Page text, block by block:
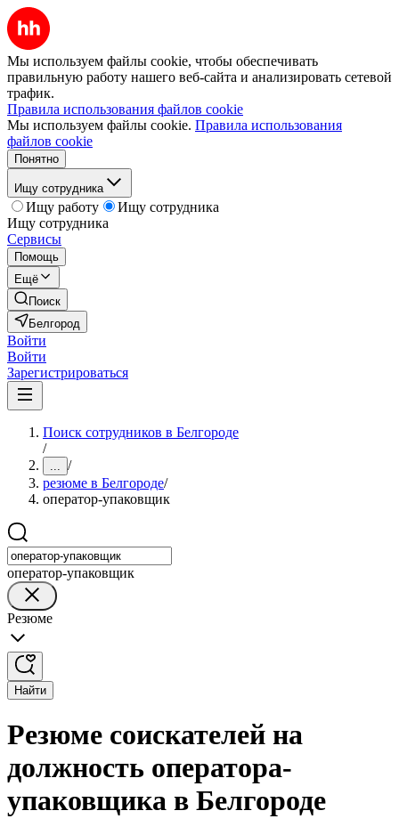
Мы используем файлы cookie, чтобы обеспечивать
правильную работу нашего веб-сайта и анализировать сетевой
трафик.
Правила использования файлов cookie
Мы используем файлы cookie. Правила использования
файлов cookie
Понятно
Ищу сотрудника
Ищу работу
Ищу сотрудника
Ищу сотрудника
Сервисы
Помощь
Ещё
Поиск
Белгород
Войти
Войти
Зарегистрироваться
Поиск сотрудников в Белгороде
/
... /
резюме в Белгороде/
оператор-упаковщик
оператор-упаковщик
Резюме
Найти
Резюме соискателей на
должность оператора-
упаковщика в Белгороде